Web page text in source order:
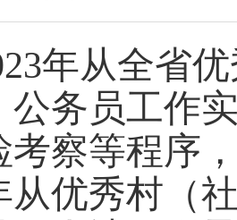
年从全省
公务员工作
考察等程序
从优秀村（